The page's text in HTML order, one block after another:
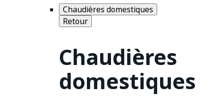
Chaudières domestiques
Retour
Chaudières
domestiques